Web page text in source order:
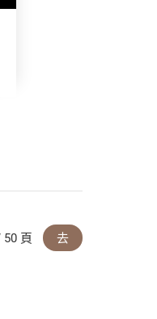
50 頁 去